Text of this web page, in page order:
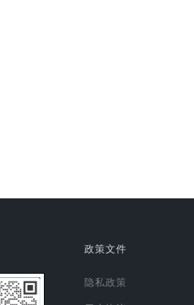
政策文件
隐私政策